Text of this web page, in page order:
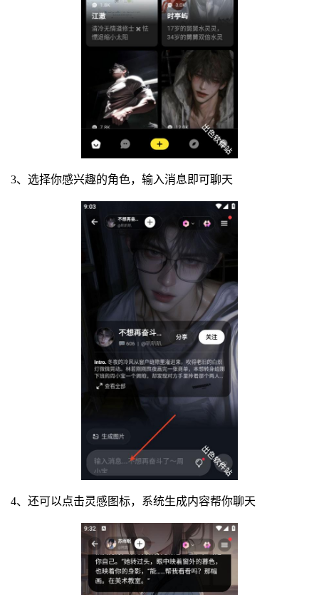
3、选择你感兴趣的角色，输入消息即可聊天
4、还可以点击灵感图标，系统生成内容帮你聊天